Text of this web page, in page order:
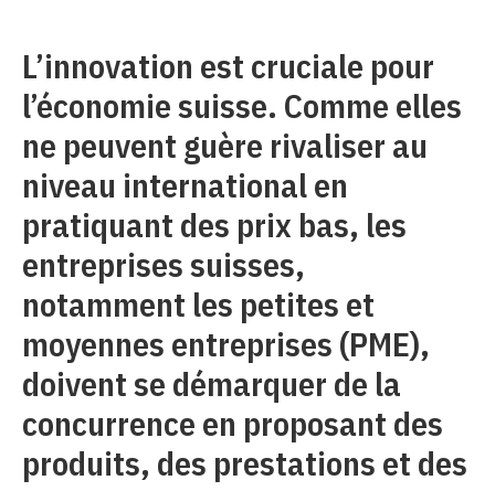
L’innovation est cruciale pour
l’économie suisse. Comme elles
ne peuvent guère rivaliser au
niveau international en
pratiquant des prix bas, les
entreprises suisses,
notamment les petites et
moyennes entreprises (PME),
doivent se démarquer de la
concurrence en proposant des
produits, des prestations et des